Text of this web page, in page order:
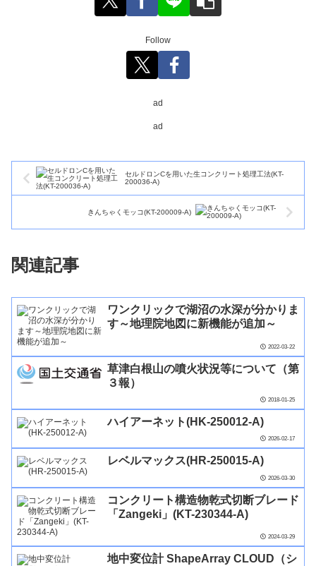
Follow
ad
ad
セルドロンCを用いた生コンクリート処理工法(KT-
200036-A)
きんちゃくモッコ(KT-200009-A)
関連記事
ワンクリックで湖沼の水深が分かりま
す～地理院地図に新機能が追加～
2022-03-22
草津白根山の噴火状況等について（第
３報）
2018-01-25
ハイアーネット(HK-250012-A)
2026-02-17
レベルマックス(HR-250015-A)
2026-03-30
コンクリート構造物乾式切断ブレード
「Zangeki」(KT-230344-A)
2024-03-29
地中変位計 ShapeArray CLOUD（シ